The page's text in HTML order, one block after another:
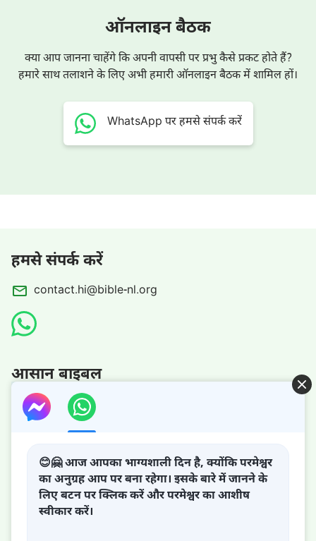
ऑनलाइन बैठक
क्या आप जानना चाहेंगे कि अपनी वापसी पर प्रभु कैसे प्रकट होते हैं?
हमारे साथ तलाशने के लिए अभी हमारी ऑनलाइन बैठक में शामिल हों।
WhatsApp पर हमसे संपर्क करें
हमसे संपर्क करें
contact.hi@bible-nl.org
आसान बाइबल
परमेश्वर का राज्य आ गया है!
परमेश्वर का राज्य पृथ्वी पर आ गया है! क्या आप इसमें प्रवेश करना चाहते
😊🤗 आज आपका भाग्यशाली दिन है, क्योंकि परमेश्वर
का अनुग्रह आप पर बना रहेगा। इसके बारे में जानने के
लिए बटन पर क्लिक करें और परमेश्वर का आशीष
स्वीकार करें।